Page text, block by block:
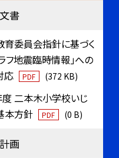
書
育委員会指針に基づく
フ地震臨時情報」への
応
PDF (372 KB)
度 二本木小学校いじ
本方針
PDF (0 B)
画